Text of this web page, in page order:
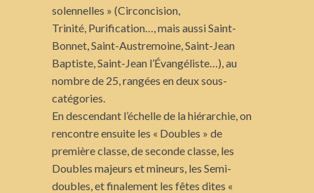
solennelles » (Circoncision,
Trinité, Purification…, mais aussi Saint-
Bonnet, Saint-Austremoine, Saint-Jean
Baptiste, Saint-Jean l’Évangéliste…), au
nombre de 25, rangées en deux sous-
catégories.
En descendant l’échelle de la hiérarchie, on
rencontre ensuite les « Doubles » de
première classe, de seconde classe, les
Doubles majeurs et mineurs, les Semi-
doubles, et finalement les fêtes dites «